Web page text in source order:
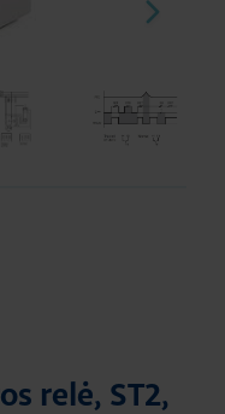
relė, ST2,